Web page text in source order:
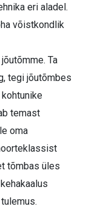
eri aladel.
võistkondlik
Ta
tegi jõutõmbes
temast
oma
tõmbas üles